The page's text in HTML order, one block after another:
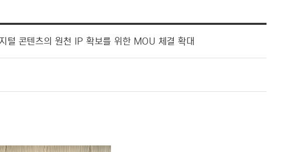
털 콘텐츠의 원천 IP 확보를 위한 MOU 체결 확대